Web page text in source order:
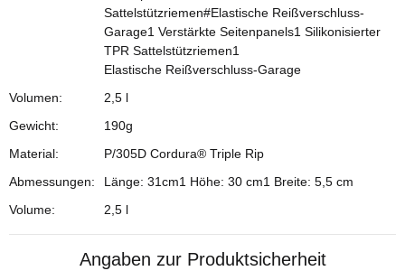
Sattelstützriemen#Elastische Reißverschluss-
Garage1 Verstärkte Seitenpanels1 Silikonisierter
TPR Sattelstützriemen1
Elastische Reißverschluss-Garage
Volumen:
2,5 l
Gewicht:
190g
Material:
P/305D Cordura® Triple Rip
Abmessungen:
Länge: 31cm1 Höhe: 30 cm1 Breite: 5,5 cm
Volume:
2,5 l
Angaben zur Produktsicherheit